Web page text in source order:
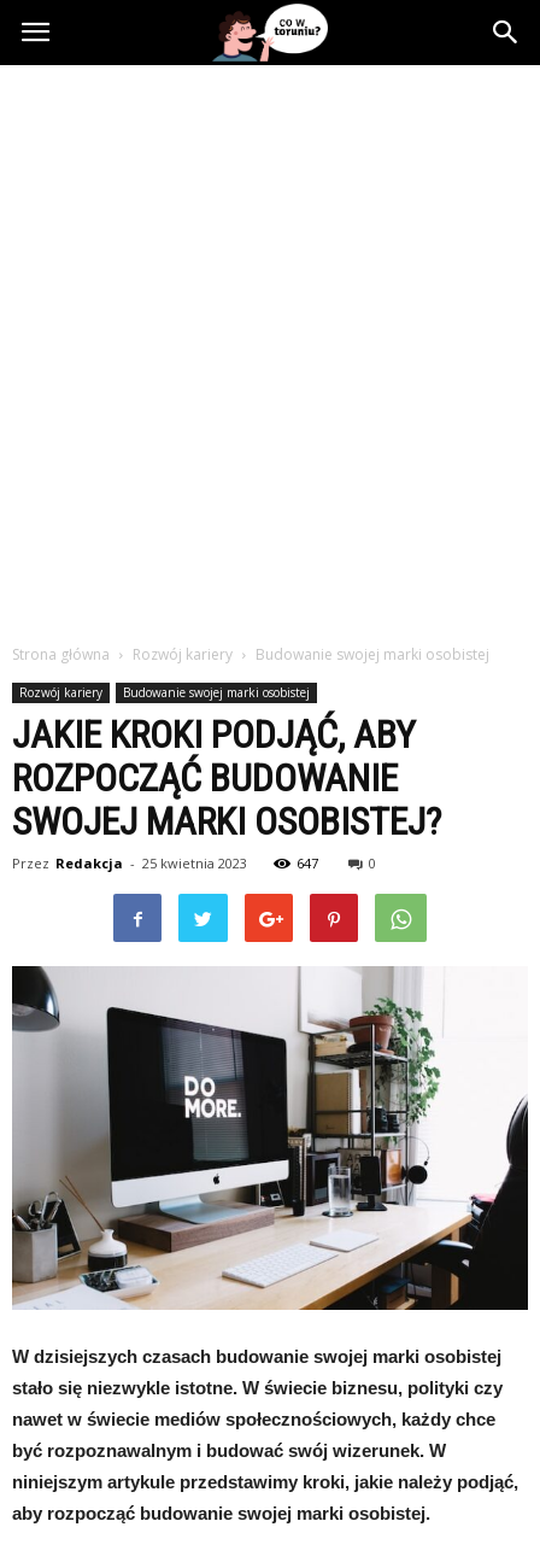
Cowtoruniu.pl
Strona główna Rozwój kariery Budowanie swojej marki osobistej
Rozwój kariery Budowanie swojej marki osobistej
JAKIE KROKI PODJĄĆ, ABY
ROZPOCZĄĆ BUDOWANIE
SWOJEJ MARKI OSOBISTEJ?
Przez Redakcja - 25 kwietnia 2023 647 0
W dzisiejszych czasach budowanie swojej marki osobistej
stało się niezwykle istotne. W świecie biznesu, polityki czy
nawet w świecie mediów społecznościowych, każdy chce
być rozpoznawalnym i budować swój wizerunek. W
niniejszym artykule przedstawimy kroki, jakie należy podjąć,
aby rozpocząć budowanie swojej marki osobistej.